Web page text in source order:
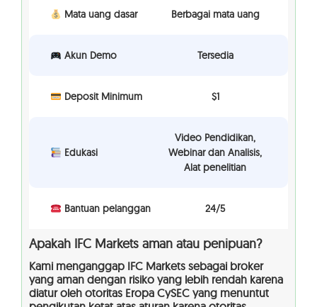
Mata uang dasar Berbagai mata uang
Akun Demo Tersedia
Deposit Minimum $1
Edukasi
Video Pendidikan,
Webinar dan Analisis,
Alat penelitian
Bantuan pelanggan 24/5
Apakah IFC Markets aman atau penipuan?
Kami menganggap IFC Markets sebagai broker
yang aman dengan risiko yang lebih rendah karena
diatur oleh otoritas Eropa CySEC yang menuntut